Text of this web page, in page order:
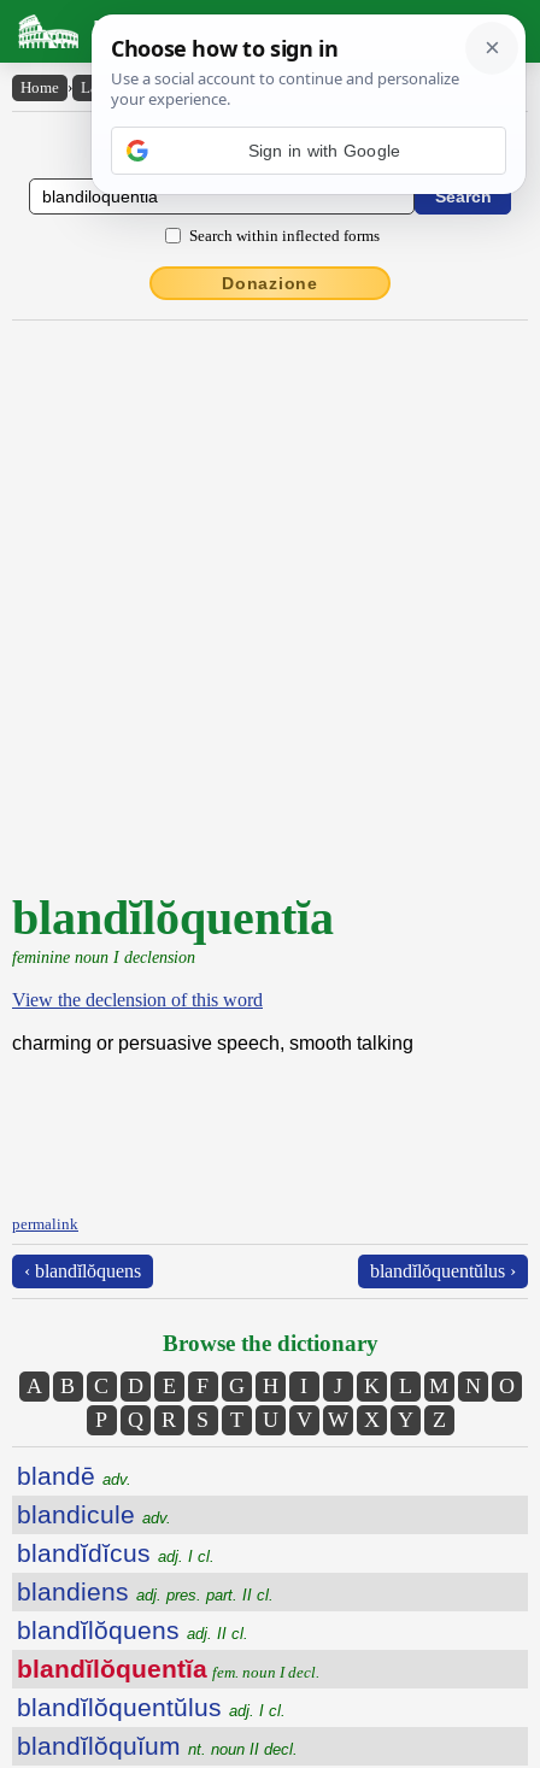
Latin Dictionary
Home › Latin-English › blandĭlŏquentĭa
Latin to English Dictionary
Search within inflected forms
Donazione
blandĭlŏquentĭa
feminine noun I declension
View the declension of this word
charming or persuasive speech, smooth talking
permalink
‹ blandĭlŏquens blandĭlŏquentŭlus ›
Browse the dictionary
A B C D E F G H I J K L M N
O
P
Q R S T U V W X Y Z
blandē adv.
blandicule adv.
blandĭdĭcus adj. I cl.
blandiens adj. pres. part. II cl.
blandĭlŏquens adj. II cl.
blandĭlŏquentĭa fem. noun I decl.
blandĭlŏquentŭlus adj. I cl.
blandĭlŏquĭum nt. noun II decl.